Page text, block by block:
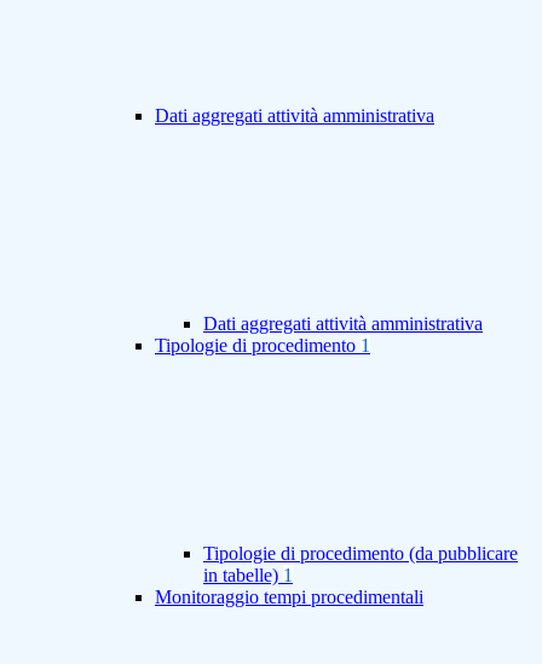
Dati aggregati attività amministrativa
Dati aggregati attività amministrativa
Tipologie di procedimento 1
Tipologie di procedimento (da pubblicare
in tabelle) 1
Monitoraggio tempi procedimentali